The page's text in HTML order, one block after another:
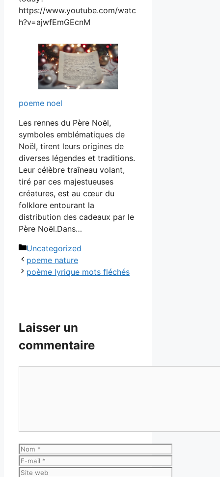
https://www.youtube.com/watc
h?v=ajwfEmGEcnM
poeme noel
Les rennes du Père Noël,
symboles emblématiques de
Noël, tirent leurs origines de
diverses légendes et traditions.
Leur célèbre traîneau volant,
tiré par ces majestueuses
créatures, est au cœur du
folklore entourant la
distribution des cadeaux par le
Père Noël.Dans…
Catégories
Uncategorized
poeme nature
poème lyrique mots fléchés
Laisser un
commentaire
Nom
E-
mail
Site